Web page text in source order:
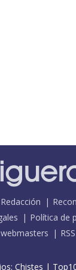
Redacción
Política de
RSS
Chistes |